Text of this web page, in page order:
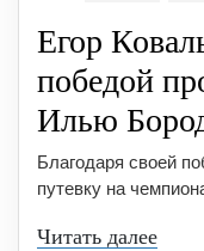
Егор
победой
Илью
Благодаря своей
путевку на
Читать далее